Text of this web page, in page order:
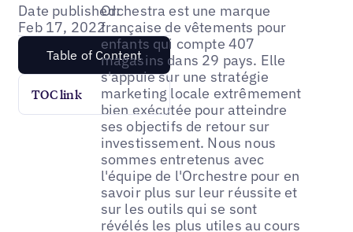
Date published:
Feb 17, 2022
Table of Content
TOC link
Orchestra est une marque
française de vêtements pour
enfants qui compte 407
magasins dans 29 pays. Elle
s'appuie sur une stratégie
marketing locale extrêmement
bien exécutée pour atteindre
ses objectifs de retour sur
investissement. Nous nous
sommes entretenus avec
l'équipe de l'Orchestre pour en
savoir plus sur leur réussite et
sur les outils qui se sont
révélés les plus utiles au cours